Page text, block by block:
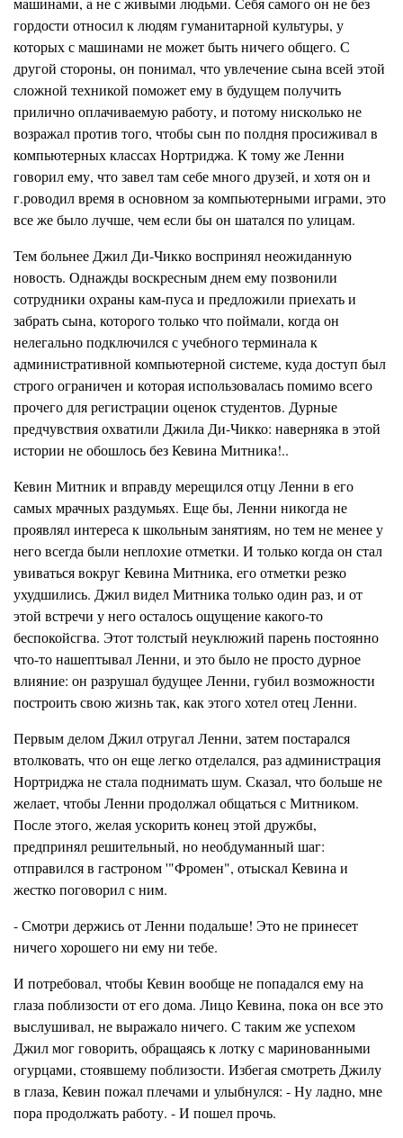
гордости относил к людям гуманитарной культуры, у
которых с машинами не может быть ничего общего. С
другой стороны, он понимал, что увлечение сына всей этой
сложной техникой поможет ему в будущем получить
прилично оплачиваемую работу, и потому нисколько не
возражал против того, чтобы сын по полдня просиживал в
компьютерных классахНортриджа. К тому жеЛенни
говорил ему, что завел там себе много друзей, и хотя он и
г.роводилвремя в основном за компьютерными играми, это
все же было лучше, чем если бы он шатался по улицам.
Тем больнее Джил Ди-Чикковоспринял неожиданную
новость. Однажды воскресным днем ему позвонили
сотрудники охраныкам-пуса и предложили приехать и
забрать сына, которого только что поймали, когда он
нелегально подключился с учебного терминала к
административной компьютерной системе, куда доступ был
строго ограничен и которая использовалась помимо всего
прочего для регистрации оценок студентов. Дурные
предчувствия охватили Джила Ди-Чикко: наверняка в этой
истории не обошлось безКевина Митника!..
Кевин Митники вправду мерещился отцу Ленни в его
самых мрачных раздумьях. Еще бы, Ленни никогда не
проявлял интереса к школьным занятиям, но тем не менее у
него всегда были неплохие отметки. И только когда он стал
увиваться вокруг Кевина Митника, его отметки резко
ухудшились. Джил видел Митника только один раз, и от
этой встречи у него осталось ощущение какого-то
беспокойсгва. Этот толстый неуклюжий парень постоянно
что-то нашептывал Ленни, и это было не просто дурное
влияние: он разрушал будущее Ленни, губил возможности
построить свою жизнь так, как этого хотел отец Ленни.
Первым делом Джил отругал Ленни, затем постарался
втолковать, что он еще легко отделался, раз администрация
Нортриджа не стала поднимать шум. Сказал, что больше не
желает, чтобы Ленни продолжал общаться сМитником.
После этого, желая ускорить конец этой дружбы,
предпринял решительный, но необдуманный шаг:
отправился в гастроном'"Фромен", отыскал Кевина и
жестко поговорил с ним.
- Смотри держись от Ленни подальше! Это не принесет
ничего хорошего ни ему ни тебе.
И потребовал, чтобы Кевин вообще не попадался ему на
глаза поблизости от его дома. Лицо Кевина, пока он все это
выслушивал, не выражало ничего. С таким же успехом
Джил мог говорить, обращаясь к лотку с маринованными
огурцами, стоявшему поблизости. Избегая смотреть Джилу
в глаза, Кевин пожал плечами и улыбнулся: - Ну ладно, мне
пора продолжать работу. - И пошел прочь.